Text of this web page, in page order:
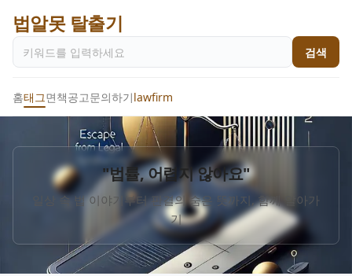
법알못 탈출기
검색
홈태그면책공고문의하기lawfirm
"법률, 어렵지 않아요"
일상 속 법 이야기부터 판결의 숨은 뜻까지, 함께 알아가
기